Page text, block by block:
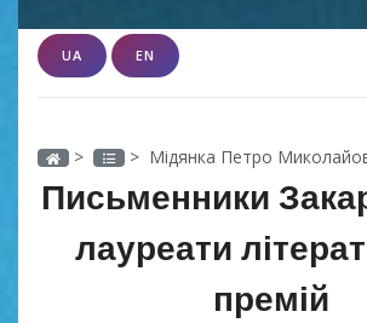
UA EN
> > Мідянка Петро
Письменники
лауреати
премій